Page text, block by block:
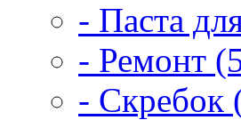
- Паста
- Ремонт
- Скребок